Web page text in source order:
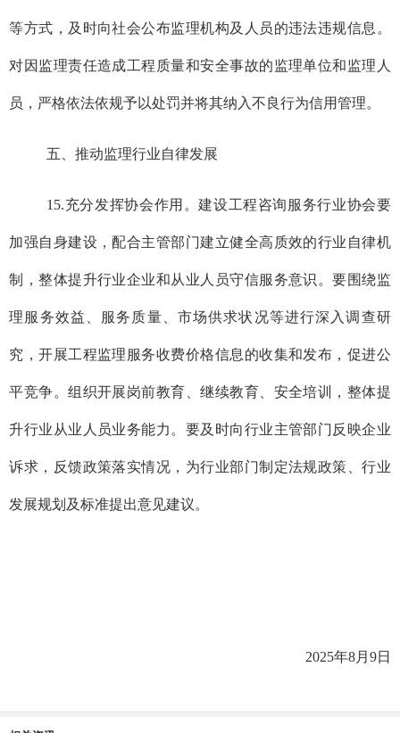
等方式，及时向社会公布监理机构及人员的违法违规信息。
对因监理责任造成工程质量和安全事故的监理单位和监理人
员，严格依法依规予以处罚并将其纳入不良行为信用管理。
五、推动监理行业自律发展
15.充分发挥协会作用。建设工程咨询服务行业协会要
加强自身建设，配合主管部门建立健全高质效的行业自律机
制，整体提升行业企业和从业人员守信服务意识。要围绕监
理服务效益、服务质量、市场供求状况等进行深入调查研
究，开展工程监理服务收费价格信息的收集和发布，促进公
平竞争。组织开展岗前教育、继续教育、安全培训，整体提
升行业从业人员业务能力。要及时向行业主管部门反映企业
诉求，反馈政策落实情况，为行业部门制定法规政策、行业
发展规划及标准提出意见建议。
2025年8月9日